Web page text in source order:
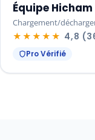
Équipe Hicham
Chargement/
★★★★★ 4,8
Pro Vérifié